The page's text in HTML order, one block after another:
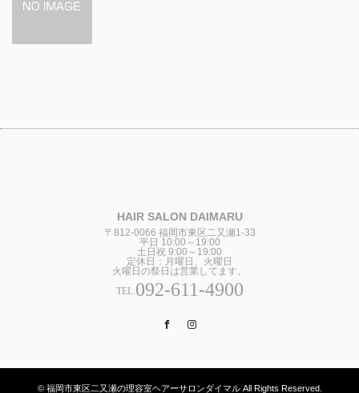
HAIR SALON DAIMARU
〒812-0066 福岡市東区二又瀬1-33
平日 10:00～19:00
土日祝 9:00～19:00
定休日：月曜日、火曜日
火曜日の祭日は営業してます。
TEL.092-611-4900
Facebook
© 福岡市東区二又瀬の理容室ヘアーサロンダイマル All Rights Reserved.